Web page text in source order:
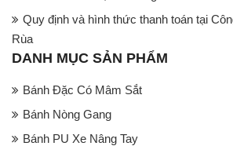
Quy định và hình thức thanh toán tại
Rùa
DANH MỤC SẢN PHẨM
Bánh Đặc Có Mâm Sắt
Bánh Nòng Gang
Bánh PU Xe Nâng Tay